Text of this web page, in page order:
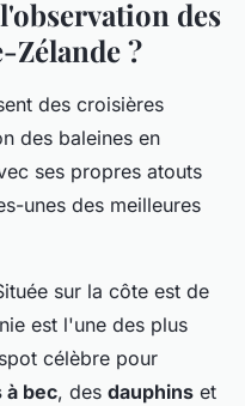
des
Zélande ?
des croisières
des baleines en
ses propres atouts
unes des meilleures
sur la côte est de
est l'une des plus
célèbre pour
à bec, des dauphins et